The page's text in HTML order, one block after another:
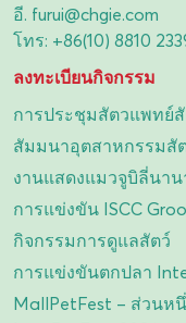
อี. furui@chgie.com
โทร: +86(10) 8810
ลงทะเบียนกิจกรรม
การประชุมสัตวแพทย์สั
สัมมนาอุตสาหกรรมสัต
งานแสดงแมวจูบิลี่นา
การแข่งขัน ISCC
กิจกรรมการดูแลสัตว์
การแข่งขันตกปลา
MallPetFest – ส่วนห